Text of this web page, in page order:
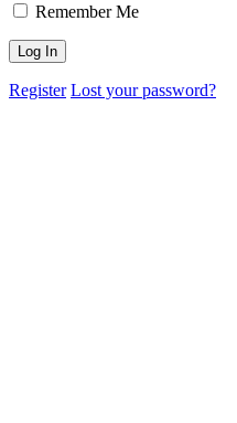
Remember Me
Register Lost your password?